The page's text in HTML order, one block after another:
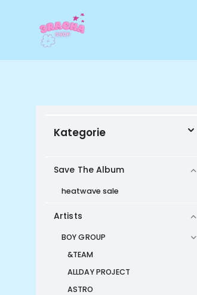
Kategorie
Save The Album
heatwave sale
Artists
BOY GROUP
&TEAM
ALLDAY PROJECT
ASTRO